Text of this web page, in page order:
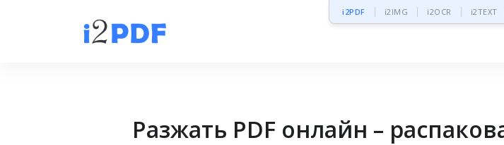
i2PDF i2IMG i2OCR i2TEXT
Разжать PDF онлайн –